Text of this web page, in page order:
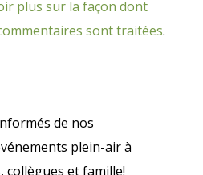
plus sur la façon dont
sont traitées.
de nos
plein-air à
et famille!